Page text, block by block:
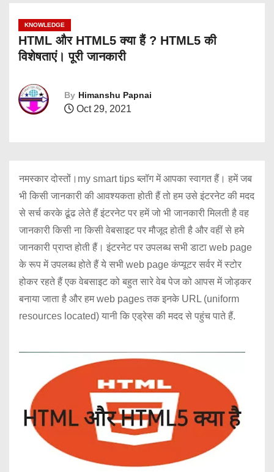
KNOWLEDGE
HTML और HTML5 क्या हैं ? HTML5 की
विशेषताएं। पूरी जानकारी
By Himanshu Papnai
Oct 29, 2021
नमस्कार दोस्तों।my smart tips ब्लॉग में आपका स्वागत हैं। हमें जब
भी किसी जानकारी की आवश्यकता होती हैं तो हम उसे इंटरनेट की मदद
से सर्च करके ढूंढ लेते हैं इंटरनेट पर हमें जो भी जानकारी मिलती है वह
जानकारी किसी ना किसी वेबसाइट पर मौजूद होती है और वहीं से हमे
जानकारी प्राप्त होती हैं। इंटरनेट पर उपलब्ध सभी डाटा web page
के रूप में उपलब्ध होते हैं ये सभी web page कंप्यूटर सर्वर में स्टोर
होकर रहते हैं एक वेबसाइट को बहुत सारे वेब पेज को आपस में जोड़कर
बनाया जाता है और हम web pages तक इनके URL (uniform
resources located) यानी कि एड्रेस की मदद से पहुंच पाते हैं.